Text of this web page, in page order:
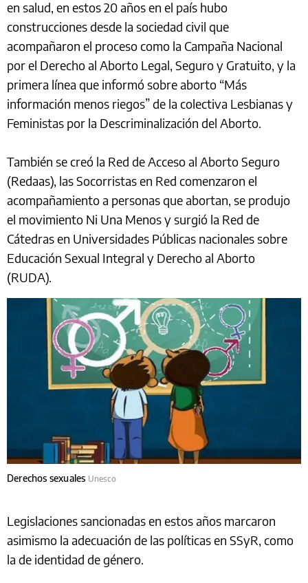
en salud, en estos 20 años en el país hubo
construcciones desde la sociedad civil que
acompañaron el proceso como la Campaña Nacional
por el Derecho al Aborto Legal, Seguro y Gratuito, y la
primera línea que informó sobre aborto “Más
información menos riegos” de la colectiva Lesbianas y
Feministas por la Descriminalización del Aborto.
También se creó la Red de Acceso al Aborto Seguro
(Redaas), las Socorristas en Red comenzaron el
acompañamiento a personas que abortan, se produjo
el movimiento Ni Una Menos y surgió la Red de
Cátedras en Universidades Públicas nacionales sobre
Educación Sexual Integral y Derecho al Aborto
(RUDA).
Derechos sexuales Unesco
Legislaciones sancionadas en estos años marcaron
asimismo la adecuación de las políticas en SSyR, como
la de identidad de género.